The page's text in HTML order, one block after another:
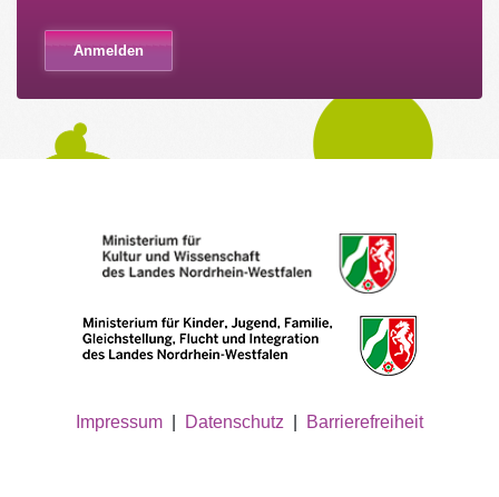
Impressum Datenschutz Barrierefreiheit